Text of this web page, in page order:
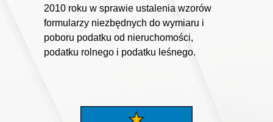
2010 roku w sprawie ustalenia wzorów
formularzy niezbędnych do wymiaru i
poboru podatku od nieruchomości,
podatku rolnego i podatku leśnego.